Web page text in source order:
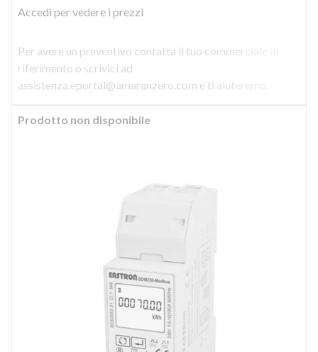
Accedi per vedere i prezzi
Per avere un preventivo contatta il tuo commerciale di
riferimento o scrivici ad
assistenza.eportal@amaranzero.com e ti aiuteremo.
Prodotto non disponibile